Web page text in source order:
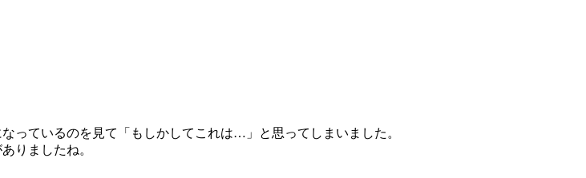
っているのを見て「もしかしてこれは…」と思ってしまいました。
りましたね。